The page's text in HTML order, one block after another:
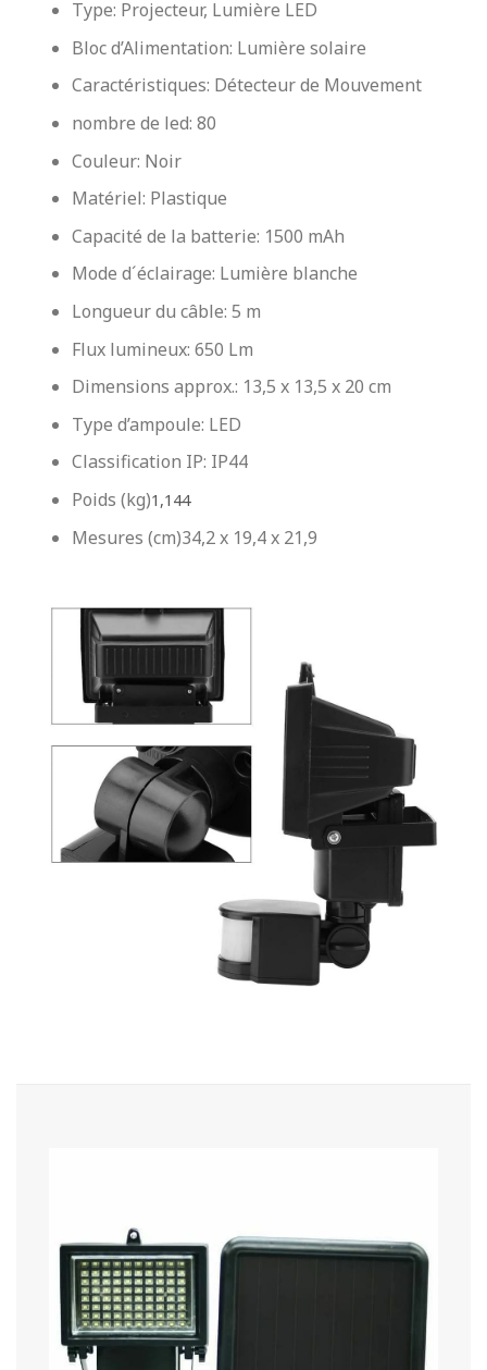
Type: Projecteur, Lumière LED
Bloc d’Alimentation: Lumière solaire
Caractéristiques: Détecteur de Mouvement
nombre de led: 80
Couleur: Noir
Matériel: Plastique
Capacité de la batterie: 1500 mAh
Mode d´éclairage: Lumière blanche
Longueur du câble: 5 m
Flux lumineux: 650 Lm
Dimensions approx.: 13,5 x 13,5 x 20 cm
Type d’ampoule: LED
Classification IP: IP44
Poids (kg)1,144
Mesures (cm)34,2 x 19,4 x 21,9